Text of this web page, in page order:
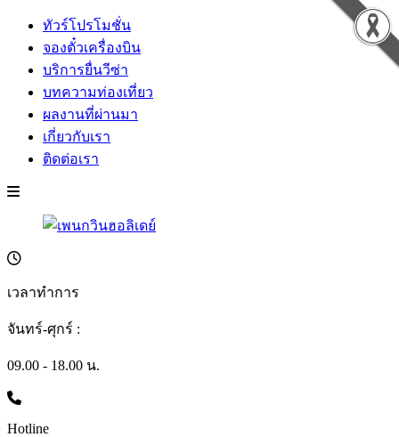
ทัวร์โปรโมชั่น
จองตั๋วเครื่องบิน
บริการยื่นวีซ่า
บทความท่องเที่ยว
ผลงานที่ผ่านมา
เกี่ยวกับเรา
ติดต่อเรา
เวลาทำการ
จันทร์-ศุกร์ :
09.00 - 18.00 น.
Hotline